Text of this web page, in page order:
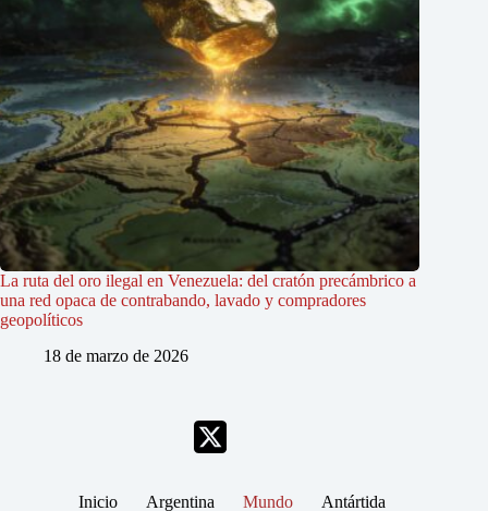
La ruta del oro ilegal en Venezuela: del cratón precámbrico a
una red opaca de contrabando, lavado y compradores
geopolíticos
18 de marzo de 2026
Inicio Argentina Mundo Antártida